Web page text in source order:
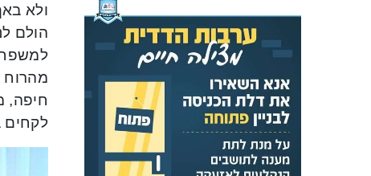
ולא
הולם
מהרוח
חיפה,
לקחים